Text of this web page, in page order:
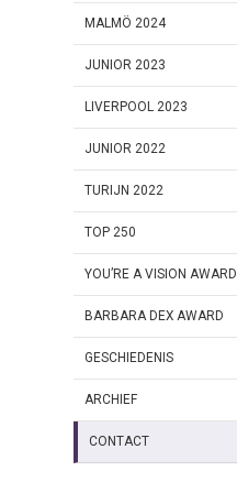
MALMÖ 2024
JUNIOR 2023
LIVERPOOL 2023
JUNIOR 2022
TURIJN 2022
TOP 250
YOU’RE A VISION AWARD
BARBARA DEX AWARD
GESCHIEDENIS
ARCHIEF
CONTACT